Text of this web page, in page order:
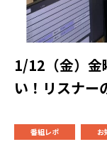
1/12（金）金
い！リスナー
番組レポ お